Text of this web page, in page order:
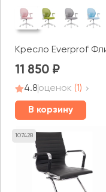
Кресло Everprof
11 850
4.8оценок (1)
В корзину
107428